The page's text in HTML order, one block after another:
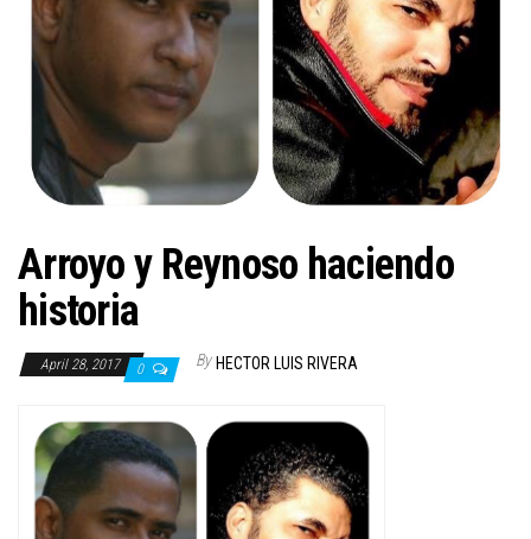
Arroyo y Reynoso haciendo
historia
April 28, 2017 0 By HECTOR LUIS RIVERA